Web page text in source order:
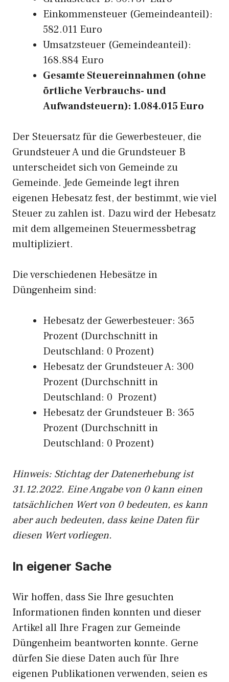
Einkommensteuer (Gemeindeanteil):
582.011 Euro
Umsatzsteuer (Gemeindeanteil):
168.884 Euro
Gesamte Steuereinnahmen (ohne
örtliche Verbrauchs- und
Aufwandsteuern): 1.084.015 Euro
Der Steuersatz für die Gewerbesteuer, die
Grundsteuer A und die Grundsteuer B
unterscheidet sich von Gemeinde zu
Gemeinde. Jede Gemeinde legt ihren
eigenen Hebesatz fest, der bestimmt, wie viel
Steuer zu zahlen ist. Dazu wird der Hebesatz
mit dem allgemeinen Steuermessbetrag
multipliziert.
Die verschiedenen Hebesätze in
Düngenheim sind:
Hebesatz der Gewerbesteuer: 365
Prozent (Durchschnitt in
Deutschland: 0 Prozent)
Hebesatz der Grundsteuer A: 300
Prozent (Durchschnitt in
Deutschland: 0 Prozent)
Hebesatz der Grundsteuer B: 365
Prozent (Durchschnitt in
Deutschland: 0 Prozent)
Hinweis: Stichtag der Datenerhebung ist
31.12.2022. Eine Angabe von 0 kann einen
tatsächlichen Wert von 0 bedeuten, es kann
aber auch bedeuten, dass keine Daten für
diesen Wert vorliegen.
In eigener Sache
Wir hoffen, dass Sie Ihre gesuchten
Informationen finden konnten und dieser
Artikel all Ihre Fragen zur Gemeinde
Düngenheim beantworten konnte. Gerne
dürfen Sie diese Daten auch für Ihre
eigenen Publikationen verwenden, seien es